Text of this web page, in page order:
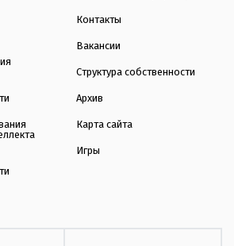
Контакты
Вакансии
Структура собственности
Архив
Карта сайта
Игры